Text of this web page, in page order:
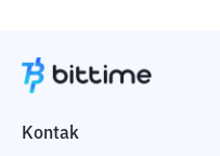
Kontak